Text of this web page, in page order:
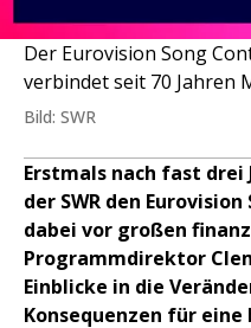
Der Eurovision Song
verbindet seit 70 Jahren
Bild: SWR
Erstmals nach fast
der SWR den
dabei vor großen
Programmdirektor
Einblicke in die
Konsequenzen für eine